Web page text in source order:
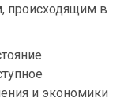
происходящим в
и экономики